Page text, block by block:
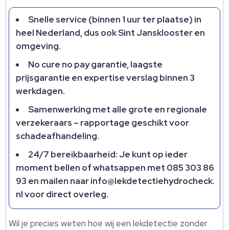
Snelle service (binnen 1 uur ter plaatse) in
heel Nederland, dus ook Sint Jansklooster en
omgeving.​
No cure no pay garantie, laagste
prijsgarantie en expertise verslag binnen 3
werkdagen.​
Samenwerking met alle grote en regionale
verzekeraars – rapportage geschikt voor
schadeafhandeling.​
24/7 bereikbaarheid: Je kunt op ieder
moment bellen of whatsappen met 085 303 86
93 en mailen naar info@lekdetectiehydrocheck.​
nl voor direct overleg.​
Wil je precies weten hoe wij een lekdetectie zonder